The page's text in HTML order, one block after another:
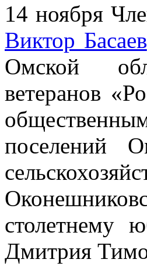
14 ноября
Виктор Басаев
Омской
ветеранов
поселений
столетнему
Дмитрия